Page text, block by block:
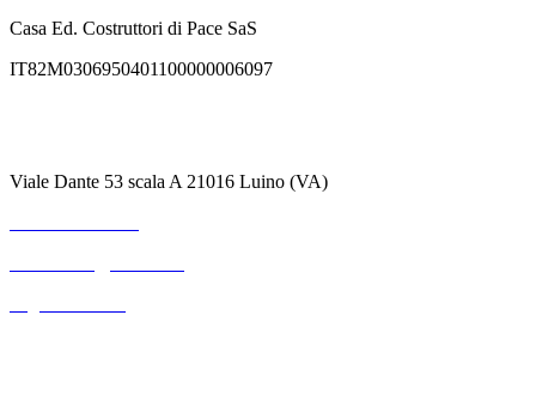
Casa Ed. Costruttori di Pace SaS
IT82M0306950401100000006097
Viale Dante 53 scala A 21016 Luino (VA)